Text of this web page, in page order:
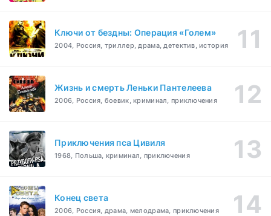
Ключи от бездны: Операция «Голем»
2004, Россия, триллер, драма, детектив, история
Жизнь и смерть Леньки Пантелеева
2006, Россия, боевик, криминал, приключения
Приключения пса Цивиля
1968, Польша, криминал, приключения
Конец света
2006, Россия, драма, мелодрама, приключения